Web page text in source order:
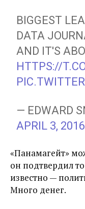
BIGGEST
DATA
AND IT'S
HTTPS://
— EDWARD
APRIL 3, 2016
«Панамагейт»
он подтвердил
известно —
Много денег.